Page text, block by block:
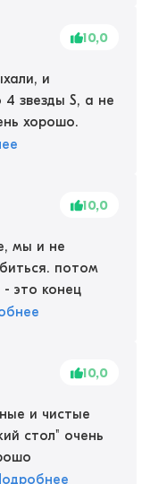
10,0
и
звезды S, а не
хорошо.
10,0
мы и не
потом
это конец
10,0
и чистые
стол" очень